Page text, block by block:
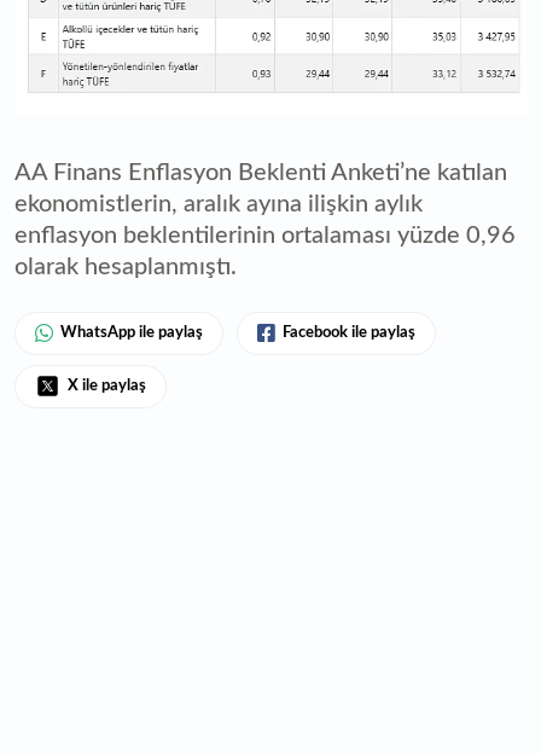
AA Finans Enflasyon Beklenti Anketi’ne katılan
ekonomistlerin, aralık ayına ilişkin aylık
enflasyon beklentilerinin ortalaması yüzde 0,96
olarak hesaplanmıştı.
WhatsApp ile paylaş Facebook ile paylaş
X ile paylaş